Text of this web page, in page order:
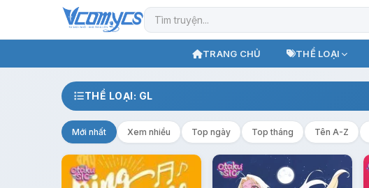
TRANG CHỦ THỂ LOẠI
THỂ LOẠI: GL
Mới nhất Xem nhiều Top ngày Top tháng Tên A-Z